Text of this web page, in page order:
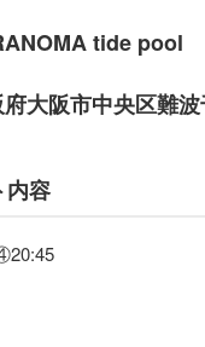
tide pool
大阪市中央区難
内容